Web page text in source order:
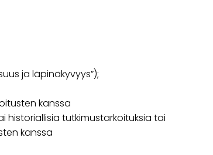
ja läpinäkyvyys”);
kanssa
tutkimustarkoituksia tai
kanssa